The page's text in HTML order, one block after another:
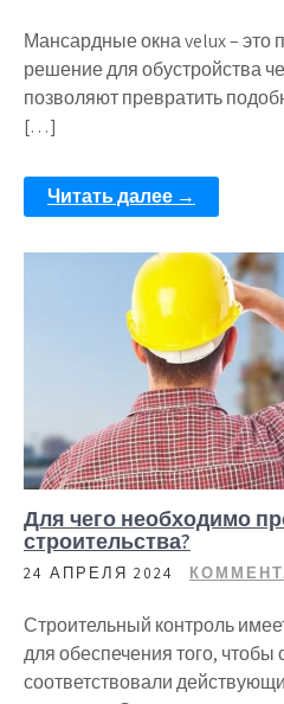
Мансардные окна velux – это
решение для обустройства
позволяют превратить
[…]
Читать далее →
Для чего необходимо
строительства?
24 АПРЕЛЯ 2024
Строительный контроль
для обеспечения того,
соответствовали